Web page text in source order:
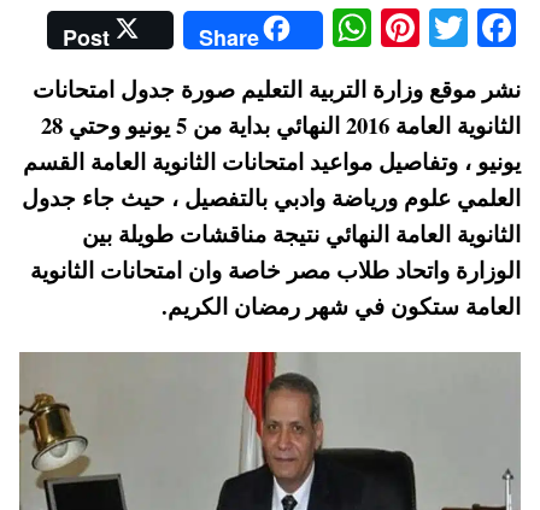
Fa
bo
ok
T
wi
tte
r
Pi
nt
er
es
t
W
ha
ts
A
pp
Share
Post
نشر موقع وزارة التربية التعليم صورة جدول امتحانات
الثانوية العامة 2016 النهائي بداية من 5 يونيو وحتي 28
يونيو ، وتفاصيل مواعيد امتحانات الثانوية العامة القسم
العلمي علوم ورياضة وادبي بالتفصيل ، حيث جاء جدول
الثانوية العامة النهائي نتيجة مناقشات طويلة بين
الوزارة واتحاد طلاب مصر خاصة وان امتحانات الثانوية
العامة ستكون في شهر رمضان الكريم.